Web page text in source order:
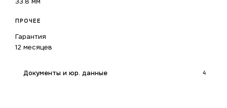
ПРОЧЕЕ
Гарантия
12 месяцев
Документы и юр. данные 4